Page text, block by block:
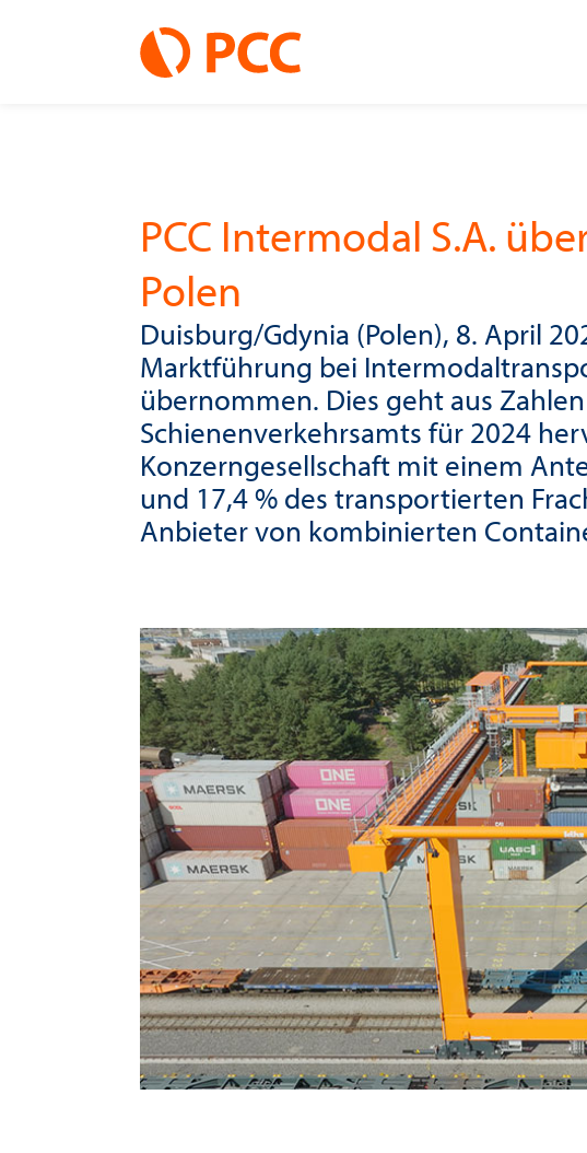
PCC Intermodal S.A.
Polen
Duisburg/Gdynia (Polen), 8. April
Marktführung bei
übernommen. Dies geht aus
Schienenverkehrsamts für 2024
Konzerngesellschaft mit einem
und 17,4 % des transportierten
Anbieter von kombinierten